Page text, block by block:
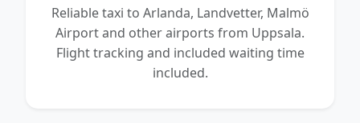
Reliable taxi to Arlanda, Landvetter, Malmö
Airport and other airports from Uppsala.
Flight tracking and included waiting time
included.